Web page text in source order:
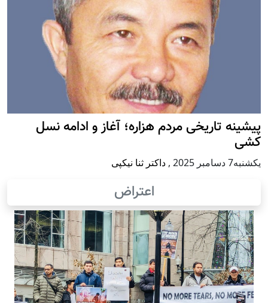
پيشينه تاريخی مردم هزاره؛ آغاز و ادامه نسل
کشی
يكشنبه7 دسامبر 2025 , داکتر ثنا نیکپی
اعتراض